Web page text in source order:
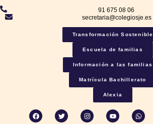
91 675 08 06
secretaria@colegiosje.es
Transformación Sostenible
Escuela de familias
Información a las familias
Matrícula Bachillerato
Alexia